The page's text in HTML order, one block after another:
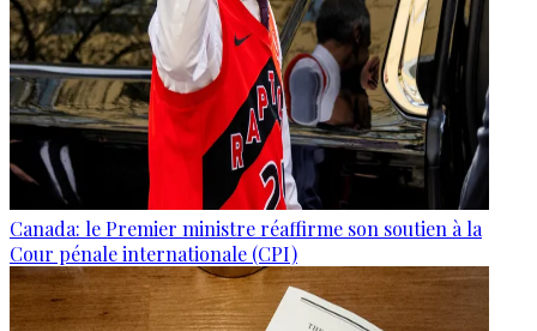
Canada: le Premier ministre réaffirme son soutien à la
Cour pénale internationale (CPI)